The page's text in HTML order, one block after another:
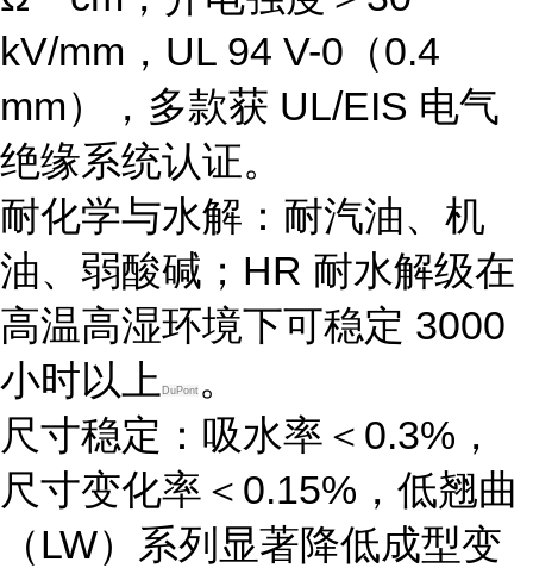
kV/mm，UL 94 V-0（0.4
mm），多款获 UL/EIS 电气
绝缘系统认证。
耐化学与水解 ：耐汽油、机
油、弱酸碱； HR 耐水解级在
高温高湿环境下可稳定 3000
小时以上 DuPont 。
尺寸稳定 ：吸水率＜0.3%，
尺寸变化率＜0.15%，低翘曲
（LW）系列显著降低成型变